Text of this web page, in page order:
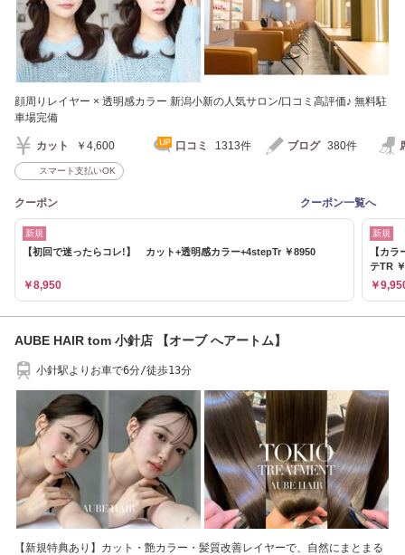
顔周りレイヤー × 透明感カラー 新潟小新の人気サロン/口コミ高評価♪ 無料駐
車場完備
カット ￥4,600 口コミ 1313件 ブログ 380件
スマート支払いOK
クーポン クーポン一覧へ
新規
【初回で迷ったらコレ!】 カット+透明感カラー+4stepTr ￥8950
￥8,950
新規
【カ
テTR
￥
AUBE HAIR tom 小針店 【オーブ へアートム】
小針駅よりお車で6分/徒歩13分
【新規特典あり】カット・艶カラー・髪質改善レイヤーで、自然にまとまる